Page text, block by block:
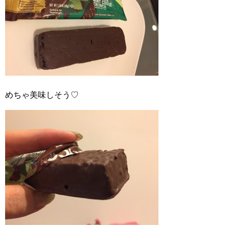
めちゃ美味しそう♡